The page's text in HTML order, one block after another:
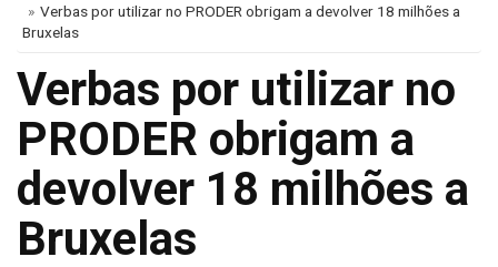
Verbas por utilizar no PRODER obrigam a devolver 18 milhões a
Bruxelas
Verbas por utilizar no
PRODER obrigam a
devolver 18 milhões a
Bruxelas